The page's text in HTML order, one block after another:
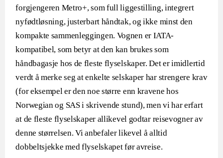
forgjengeren Metro+, som full liggestilling, integrert
nyfødtløsning, justerbart håndtak, og ikke minst den
kompakte sammenleggingen. Vognen er IATA-
kompatibel, som betyr at den kan brukes som
håndbagasje hos de fleste flyselskaper. Det er imidlertid
verdt å merke seg at enkelte selskaper har strengere krav
(for eksempel er den noe større enn kravene hos
Norwegian og SAS i skrivende stund), men vi har erfart
at de fleste flyselskaper allikevel godtar reisevogner av
denne størrelsen. Vi anbefaler likevel å alltid
dobbeltsjekke med flyselskapet før avreise.